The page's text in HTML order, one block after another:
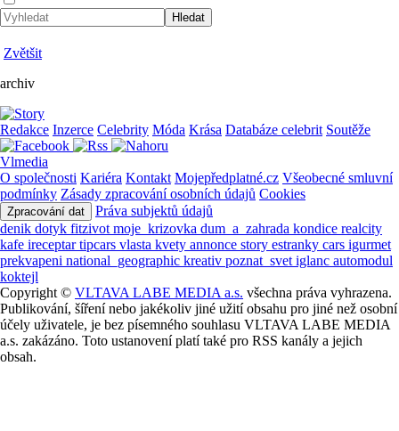
Zvětšit
archiv
Redakce Inzerce Celebrity Móda Krása Databáze celebrit Soutěže
Vlmedia
O společnosti Kariéra Kontakt Mojepředplatné.cz Všeobecné smluvní
podmínky Zásady zpracování osobních údajů Cookies
Zpracování dat
Práva subjektů údajů
denik dotyk fitzivot moje_krizovka dum_a_zahrada kondice realcity
kafe ireceptartipcars vlasta kvety annonce story estranky cars igurmet
prekvapeni national_geographic kreativ poznat_svet iglanc automodul
koktejl
Copyright © VLTAVA LABE MEDIA a.s. všechna práva vyhrazena.
Publikování, šíření nebo jakékoliv jiné užití obsahu pro jiné než osobní
účely uživatele, je bez písemného souhlasu VLTAVA LABE MEDIA
a.s. zakázáno. Toto ustanovení platí také pro RSS kanály a jejich
obsah.